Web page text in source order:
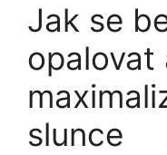
Jak se
opalovat
slunce